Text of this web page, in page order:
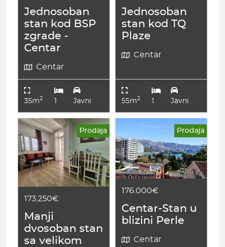
Jednosoban
stan kod BSP
zgrade -
Centar
Centar
35m2 1 Javni
Jednosoban
stan kod TQ
Plaze
Centar
55m2 1 Javni
Prodaja
173.250€
Manji
dvosoban stan
sa velikom
Prodaja
176.000€
Centar-Stan u
blizini Perle
Centar